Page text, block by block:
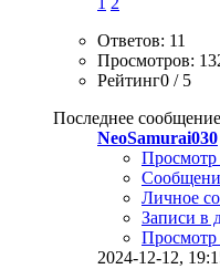
Ответов: 11
Просмотров:
Рейтинг0 / 5
Последнее
NeoSamurai030
Личное
Записи в
Просмотр
2024-12-12,